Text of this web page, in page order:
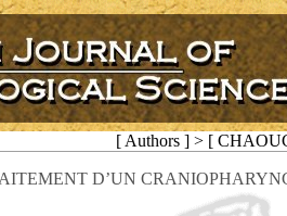
[ Authors ] > [
D’UN